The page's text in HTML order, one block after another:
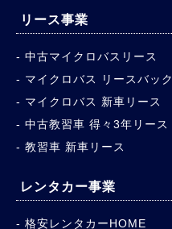
リース事業
中古マイクロバスリース
マイクロバス リースバック
マイクロバス 新車リース
中古教習車 得々3年リース
教習車 新車リース
レンタカー事業
格安レンタカーHOME